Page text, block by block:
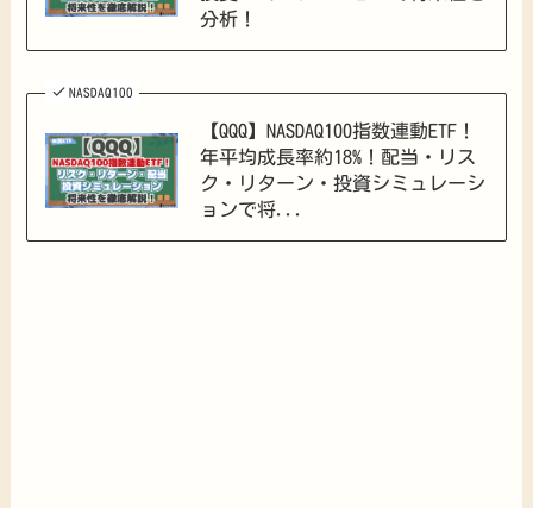
分析！
NASDAQ100
【QQQ】NASDAQ100指数連動ETF！
年平均成長率約18%！配当・リス
ク・リターン・投資シミュレーシ
ョンで将...